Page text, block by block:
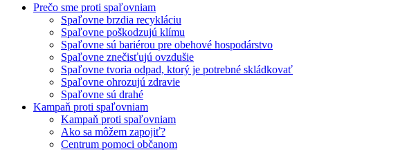
Prečo sme proti spaľovniam
Spaľovne brzdia recykláciu
Spaľovne poškodzujú klímu
Spaľovne sú bariérou pre obehové hospodárstvo
Spaľovne znečisťujú ovzdušie
Spaľovne tvoria odpad, ktorý je potrebné skládkovať
Spaľovne ohrozujú zdravie
Spaľovne sú drahé
Kampaň proti spaľovniam
Kampaň proti spaľovniam
Ako sa môžem zapojiť?
Centrum pomoci občanom